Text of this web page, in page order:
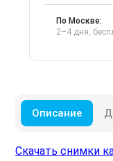
По Москве:
2–4 дня,
Описание
Скачать снимки